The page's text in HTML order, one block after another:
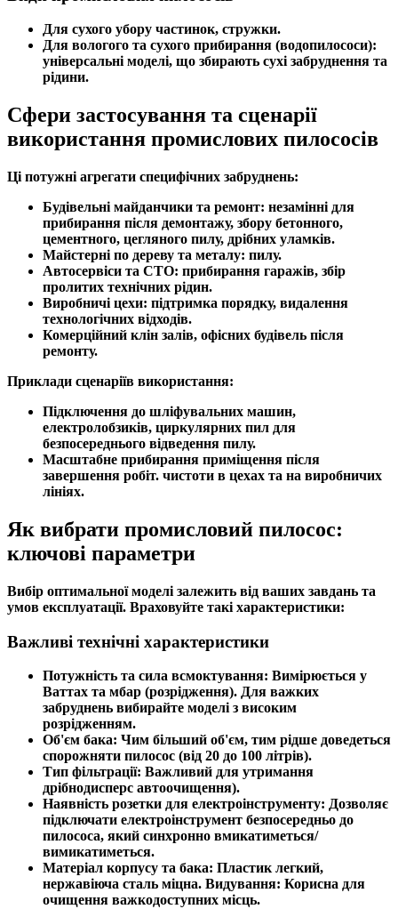
Для сухого убору частинок, стружки.
Для вологого та сухого прибирання (водопилососи):
універсальні моделі, що збирають сухі забруднення та
рідини.
Сфери застосування та сценарії
використання промислових пилососів
Ці потужні агрегати специфічних забруднень:
Будівельні майданчики та ремонт: незамінні для
прибирання після демонтажу, збору бетонного,
цементного, цегляного пилу, дрібних уламків.
Майстерні по дереву та металу: пилу.
Автосервіси та СТО: прибирання гаражів, збір
пролитих технічних рідин.
Виробничі цехи: підтримка порядку, видалення
технологічних відходів.
Комерційний клін залів, офісних будівель після
ремонту.
Приклади сценаріїв використання:
Підключення до шліфувальних машин,
електролобзиків, циркулярних пил для
безпосереднього відведення пилу.
Масштабне прибирання приміщення після
завершення робіт. чистоти в цехах та на виробничих
лініях.
Як вибрати промисловий пилосос:
ключові параметри
Вибір оптимальної моделі залежить від ваших завдань та
умов експлуатації. Враховуйте такі характеристики:
Важливі технічні характеристики
Потужність та сила всмоктування: Вимірюється у
Ваттах та мбар (розрідження). Для важких
забруднень вибирайте моделі з високим
розрідженням.
Об'єм бака: Чим більший об'єм, тим рідше доведеться
спорожняти пилосос (від 20 до 100 літрів).
Тип фільтрації: Важливий для утримання
дрібнодисперс автоочищення).
Наявність розетки для електроінструменту: Дозволяє
підключати електроінструмент безпосередньо до
пилососа, який синхронно вмикатиметься/
вимикатиметься.
Матеріал корпусу та бака: Пластик легкий,
нержавіюча сталь міцна. Видування: Корисна для
очищення важкодоступних місць.